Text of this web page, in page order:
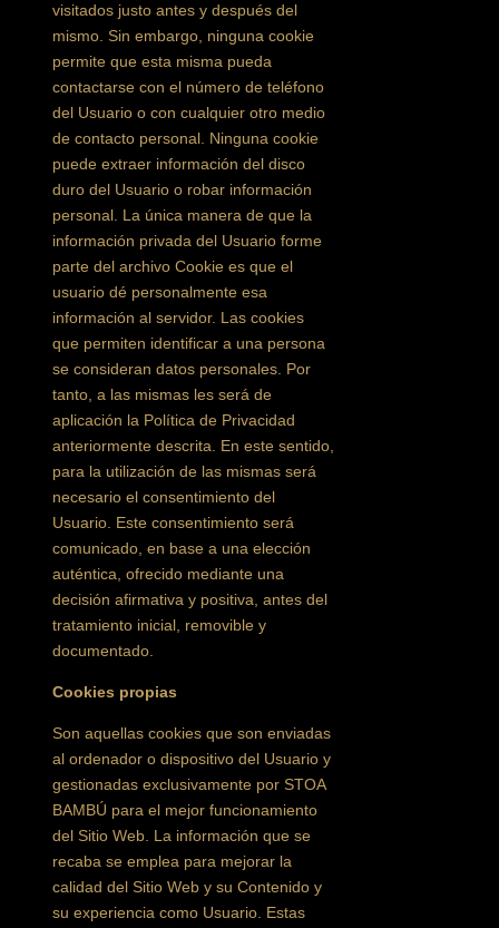
visitados justo antes y después del
mismo. Sin embargo, ninguna cookie
permite que esta misma pueda
contactarse con el número de teléfono
del Usuario o con cualquier otro medio
de contacto personal. Ninguna cookie
puede extraer información del disco
duro del Usuario o robar información
personal. La única manera de que la
información privada del Usuario forme
parte del archivo Cookie es que el
usuario dé personalmente esa
información al servidor. Las cookies
que permiten identificar a una persona
se consideran datos personales. Por
tanto, a las mismas les será de
aplicación la Política de Privacidad
anteriormente descrita. En este sentido,
para la utilización de las mismas será
necesario el consentimiento del
Usuario. Este consentimiento será
comunicado, en base a una elección
auténtica, ofrecido mediante una
decisión afirmativa y positiva, antes del
tratamiento inicial, removible y
documentado.
Cookies propias
Son aquellas cookies que son enviadas
al ordenador o dispositivo del Usuario y
gestionadas exclusivamente por STOA
BAMBÚ para el mejor funcionamiento
del Sitio Web. La información que se
recaba se emplea para mejorar la
calidad del Sitio Web y su Contenido y
su experiencia como Usuario. Estas